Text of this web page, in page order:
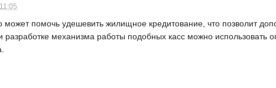
может помочь удешевить жилищное кредитование, что позволит
разработке механизма работы подобных касс можно использовать